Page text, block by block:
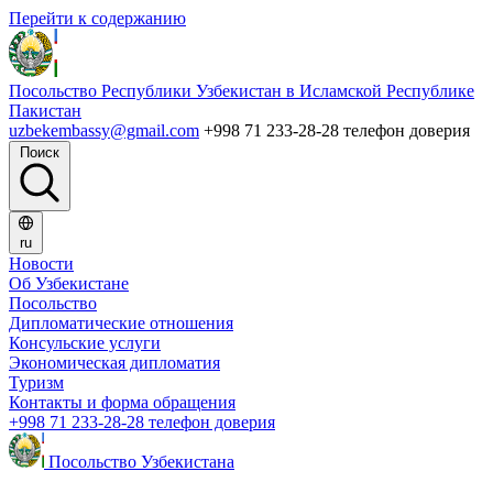
Перейти к содержанию
Посольство Республики Узбекистан в Исламской Республике
Пакистан
uzbekembassy@gmail.com +998 71 233-28-28 телефон доверия
Поиск
ru
Новости
Об Узбекистане
Посольство
Дипломатические отношения
Консульские услуги
Экономическая дипломатия
Туризм
Контакты и форма обращения
+998 71 233-28-28 телефон доверия
Посольство Узбекистана